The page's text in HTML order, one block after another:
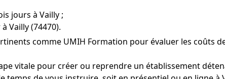
jours à Vailly ;
Vailly (74470).
comme UMIH Formation pour évaluer les coûts
vitale pour créer ou reprendre un établissement